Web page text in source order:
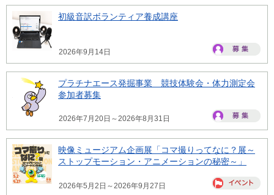
初級音訳ボランティア養成講座
2026年9月14日
プラチナエース発掘事業 競技体験会・体力測定会
参加者募集
2026年7月20日～2026年8月31日
映像ミュージアム企画展「コマ撮りってなに？展～
ストップモーション・アニメーションの秘密～」
2026年5月2日～2026年9月27日